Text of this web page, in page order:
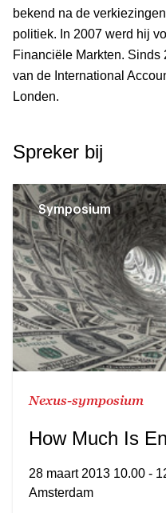
bekend na de
politiek. In 2007 werd hij
Financiële Markten. Sinds
van de International
Londen.
Spreker bij
Symposium
Nexus-symposium
How Much Is
28 maart 2013 10.00 -
Amsterdam